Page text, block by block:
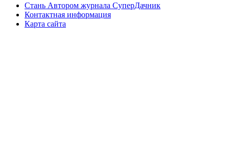
Стань Автором журнала СуперДачник
Контактная информация
Карта сайта